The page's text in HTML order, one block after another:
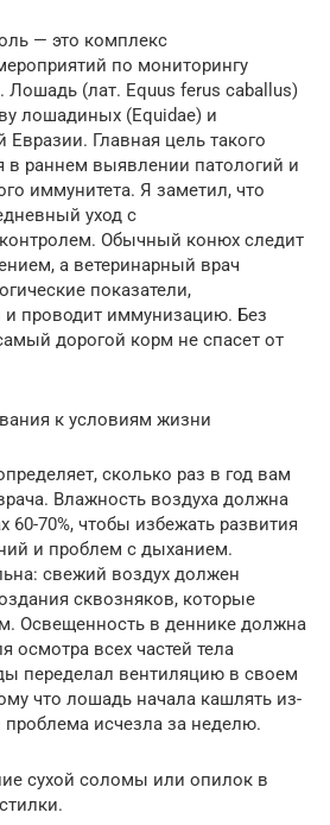
— это комплекс
по мониторингу
Лошадь (лат. Equus ferus caballus)
лошадиных (Equidae) и
Евразии. Главная цель такого
в раннем выявлении патологий и
иммунитета. Я заметил, что
уход с
Обычный конюх следит
а ветеринарный врач
показатели,
и проводит иммунизацию. Без
дорогой корм не спасет от
к условиям жизни
сколько раз в год вам
Влажность воздуха должна
60-70%, чтобы избежать развития
и проблем с дыханием.
свежий воздух должен
сквозняков, которые
Освещенность в деннике должна
осмотра всех частей тела
переделал вентиляцию в своем
что лошадь начала кашлять из-
проблема исчезла за неделю.
сухой соломы или опилок в